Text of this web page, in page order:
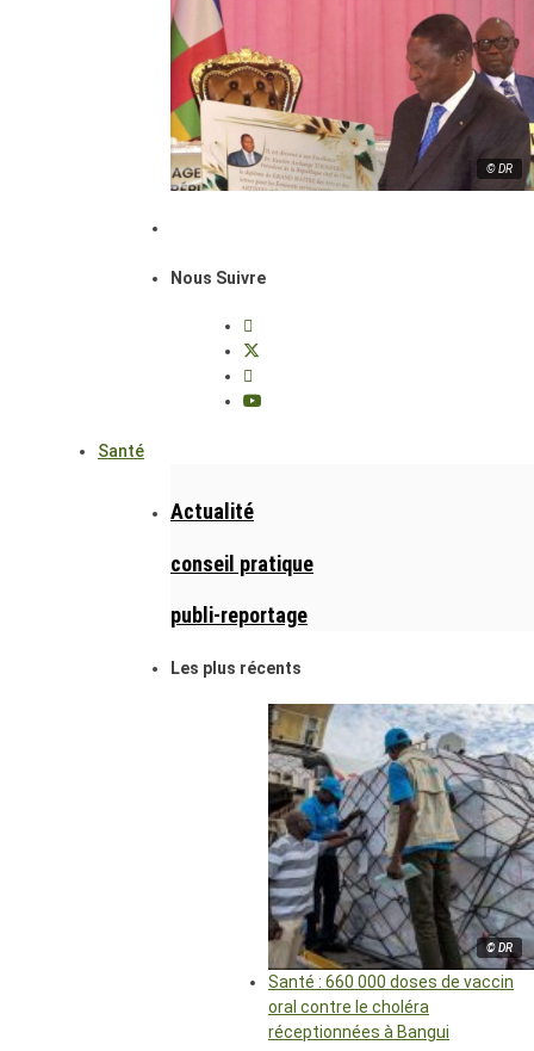
© DR
Nous Suivre
Santé
Actualité
conseil pratique
publi-reportage
Les plus récents
© DR
Santé : 660 000 doses de vaccin
oral contre le choléra
réceptionnées à Bangui